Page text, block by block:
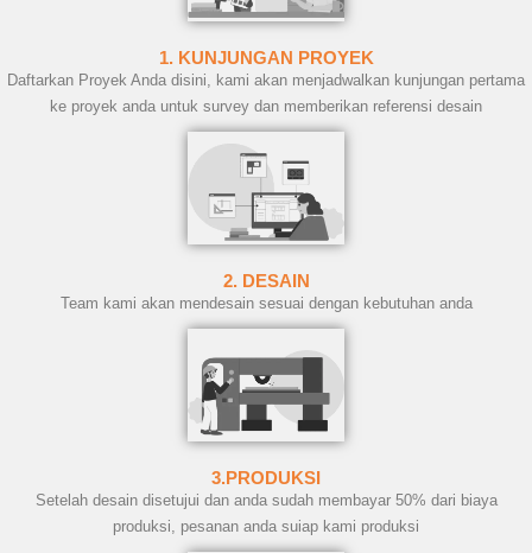
1. KUNJUNGAN PROYEK
Daftarkan Proyek Anda disini, kami akan menjadwalkan kunjungan pertama
ke proyek anda untuk survey dan memberikan referensi desain
2. DESAIN
Team kami akan mendesain sesuai dengan kebutuhan anda
3.PRODUKSI
Setelah desain disetujui dan anda sudah membayar 50% dari biaya
produksi, pesanan anda suiap kami produksi